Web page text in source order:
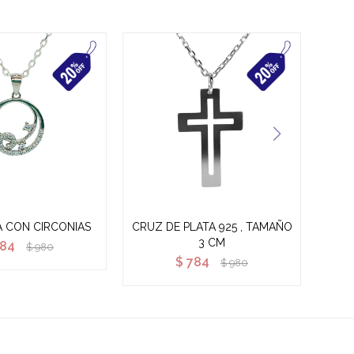
CON CIRCONIAS
$ 980
CRUZ DE PLATA 925 , TAMAÑO
3 CM
$ 784 $ 980